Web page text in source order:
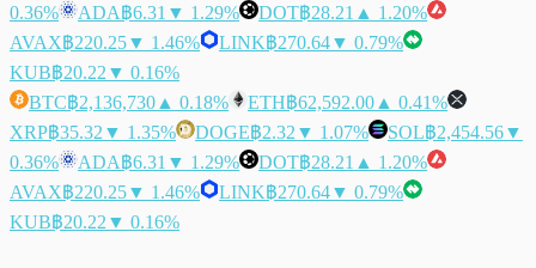
0.36%
ADA฿6.31 ▼ 1.29% DOT฿28.21 ▲ 1.20%
AVAX฿220.25▼ 1.46% LINK฿270.64▼ 0.79%
KUB฿20.22 ▼ 0.16%
BTC฿2,136,730 ▲ 0.18% ETH฿62,592.00 ▲ 0.41%
XRP฿35.32 ▼ 1.35% DOGE฿2.32 ▼ 1.07% SOL฿2,454.56▼
0.36%
ADA฿6.31 ▼ 1.29% DOT฿28.21 ▲ 1.20%
AVAX฿220.25▼ 1.46% LINK฿270.64▼ 0.79%
KUB฿20.22 ▼ 0.16%